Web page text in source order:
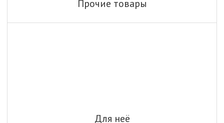
Прочие товары
Для неё